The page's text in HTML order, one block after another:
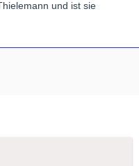
und ist sie